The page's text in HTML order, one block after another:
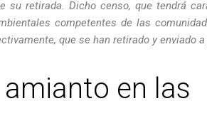
su retirada. Dicho censo, que tendrá
competentes de las
que se han retirado y enviado a
en las